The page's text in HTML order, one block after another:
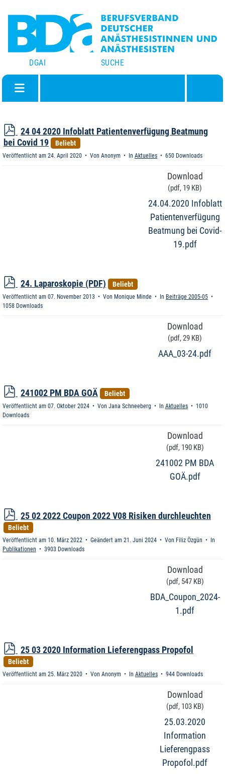
DGAI SUCHE
p
d
f
24 04 2020 Infoblatt Patientenverfügung Beatmung
bei Covid 19
Beliebt
Veröffentlicht am 24. April 2020 Von Anonym In Aktuelles 650 Downloads
Download
(pdf, 19 KB)
24.04.2020 Infoblatt
Patientenverfügung
Beatmung bei Covid-
19.pdf
p
d
f
24. Laparoskopie (PDF) Beliebt
Veröffentlicht am 07. November 2013 Von Monique Minde In Beiträge 2005-05
1058 Downloads
Download
(pdf,29 KB)
AAA_03-24.pdf
p
d
f
241002 PM BDA GOÄ Beliebt
Veröffentlicht am 07. Oktober 2024 Von Jana Schneeberg In Aktuelles
1010
Downloads
Download
(pdf, 190 KB)
241002 PM BDA
GOÄ.pdf
p
d
f
25 02 2022 Coupon 2022 V08 Risiken durchleuchten
Beliebt
Veröffentlicht am 10. März 2022 Geändert am 21. Juni 2024 Von Filiz Özgün
In
Publikationen
3903 Downloads
Download
(pdf, 547 KB)
BDA_Coupon_2024-
1.pdf
p
d
f
25 03 2020 Information Lieferengpass Propofol
Beliebt
Veröffentlicht am 25. März 2020 Von Anonym In Aktuelles 944 Downloads
Download
(pdf, 103 KB)
25.03.2020
Information
Lieferengpass
Propofol.pdf